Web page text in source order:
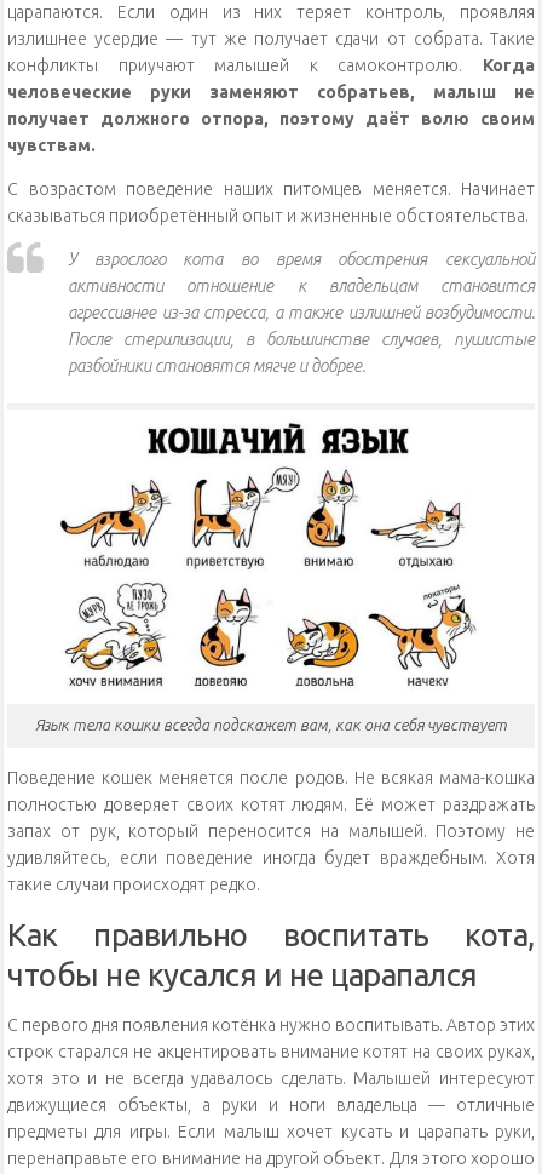
царапаются. Если один из них теряет контроль, проявляя
излишнее усердие — тут же получает сдачи от собрата. Такие
конфликты приучают малышей к самоконтролю. Когда
человеческие руки заменяют собратьев, малыш не
получает должного отпора, поэтому даёт волю своим
чувствам.
С возрастом поведение наших питомцев меняется. Начинает
сказываться приобретённый опыт и жизненные обстоятельства.
У взрослого кота во время обострения сексуальной
активности отношение к владельцам становится
агрессивнее из-за стресса, а также излишней возбудимости.
После стерилизации, в большинстве случаев, пушистые
разбойники становятся мягче и добрее.
Язык тела кошки всегда подскажет вам, как она себя чувствует
Поведение кошек меняется после родов. Не всякая мама-кошка
полностью доверяет своих котят людям. Её может раздражать
запах от рук, который переносится на малышей. Поэтому не
удивляйтесь, если поведение иногда будет враждебным. Хотя
такие случаи происходят редко.
Как правильно воспитать кота,
чтобы не кусался и не царапался
С первого дня появления котёнка нужно воспитывать. Автор этих
строк старался не акцентировать внимание котят на своих руках,
хотя это и не всегда удавалось сделать. Малышей интересуют
движущиеся объекты, а руки и ноги владельца — отличные
предметы для игры. Если малыш хочет кусать и царапать руки,
перенаправьте его внимание на другой объект. Для этого хорошо